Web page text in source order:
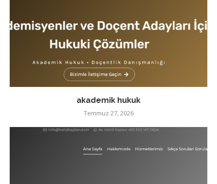
akademik hukuk
Temmuz 27, 2026